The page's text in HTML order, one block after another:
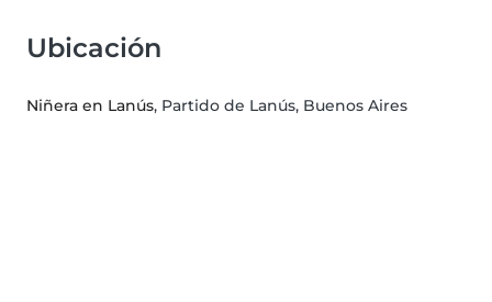
Ubicación
Niñera en Lanús, Partido de Lanús, Buenos Aires